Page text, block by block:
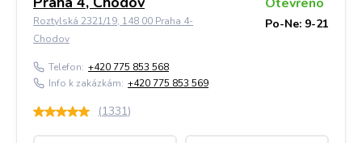
Roztylská 2321/19, 148 00 Praha 4-
Chodov
Po-Ne: 9-21
Telefon: +420 775 853 568
Info k zakázkám: +420 775 853 569
(1331)